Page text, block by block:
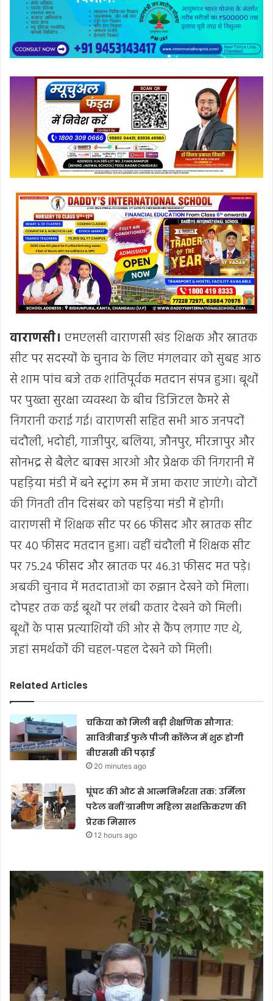
वाराणसी। एमएलसी वाराणसी खंड शिक्षक और स्नातक
सीट पर सदस्यों के चुनाव के लिए मंगलवार को सुबह आठ
से शाम पांच बजे तक शांतिपूर्वक मतदान संपन्न हुआ। बूथों
पर पुख्ता सुरक्षा व्यवस्था के बीच डिजिटल कैमरे से
निगरानी कराई गई। वाराणसी सहित सभी आठ जनपदों
चंदौली, भदोही, गाजीपुर, बलिया, जौनपुर, मीरजापुर और
सोनभद्र से बैलेट बाक्स आरओ और प्रेक्षक की निगरानी में
पहड़िया मंडी में बने स्ट्रांग रूम में जमा कराए जाएंगे। वोटों
की गिनती तीन दिसंबर को पहड़िया मंडी में होगी।
वाराणसी में शिक्षक सीट पर 66 फीसद और स्नातक सीट
पर 40 फीसद मतदान हुआ। वहीं चंदौली में शिक्षक सीट
पर 75.24 फीसद और स्नातक पर 46.31 फीसद मत पड़े।
अबकी चुनाव में मतदाताओं का रुझान देखने को मिला।
दोपहर तक कई बूथों पर लंबी कतार देखने को मिली।
बूथों के पास प्रत्याशियों की ओर से कैंप लगाए गए थे,
जहां समर्थकों की चहल-पहल देखने को मिली।
Related Articles
चकिया को मिली बड़ी शैक्षणिक सौगात:
सावित्रीबाई फुले पीजी कॉलेज में शुरू होगी
बीएससी की पढ़ाई
20 minutes ago
घूंघट की ओट से आत्मनिर्भरता तक: उर्मिला
पटेल बनीं ग्रामीण महिला सशक्तिकरण की
प्रेरक मिसाल
12 hours ago